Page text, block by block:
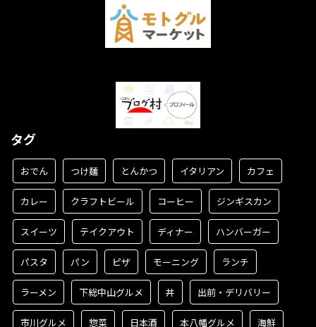
タグ
おでん つけ麺 とんかつ イタリアン カフェ
カレー クラフトビール コーヒー ジンギスカン
スイーツ テイクアウト ディナー ハンバーガー
パスタ パン ピザ モーニング ランチ
ラーメン 下総中山グルメ 丼 出前・デリバリー
市川グルメ 惣菜 日本酒 本八幡グルメ 海鮮